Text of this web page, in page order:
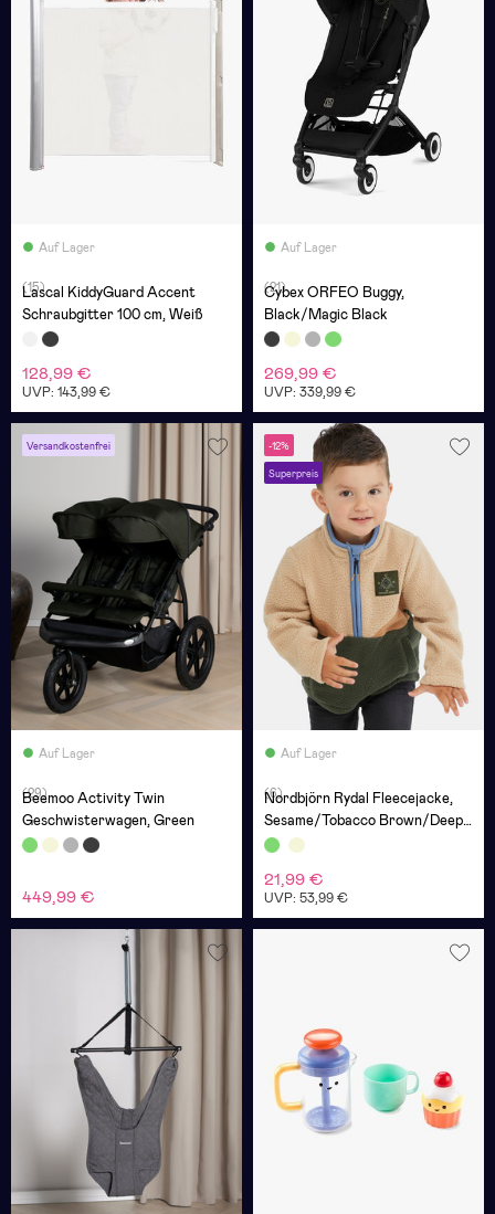
Auf Lager
(15)
Lascal KiddyGuard Accent
Schraubgitter 100 cm, Weiß
128,99 €
UVP: 143,99 €
Auf Lager
(21)
Cybex ORFEO Buggy,
Black/Magic Black
269,99 €
UVP: 339,99 €
Versandkostenfrei
Auf Lager
(29)
Beemoo Activity Twin
Geschwisterwagen, Green
449,99 €
-12%
Superpreis
Auf Lager
(6)
Nordbjörn Rydal Fleecejacke,
Sesame/Tobacco Brown/Deep
Depths
21,99 €
UVP: 53,99 €